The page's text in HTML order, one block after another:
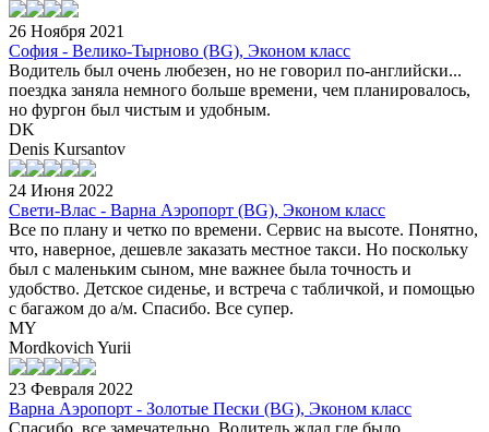
26 Ноября 2021
София - Велико-Тырново (BG), Эконом класс
Водитель был очень любезен, но не говорил по-английски...
поездка заняла немного больше времени, чем планировалось,
но фургон был чистым и удобным.
DK
Denis Kursantov
24 Июня 2022
Свети-Влас - Варна Аэропорт (BG), Эконом класс
Все по плану и четко по времени. Сервис на высоте. Понятно,
что, наверное, дешевле заказать местное такси. Но поскольку
был с маленьким сыном, мне важнее была точность и
удобство. Детское сиденье, и встреча с табличкой, и помощью
с багажом до а/м. Спасибо. Все супер.
MY
Mordkovich Yurii
23 Февраля 2022
Варна Аэропорт - Золотые Пески (BG), Эконом класс
Спасибо, все замечательно. Водитель жлал где было